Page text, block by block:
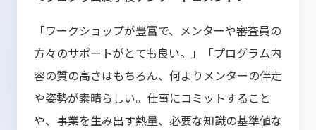
「ワークショップが豊富で、メンターや審査員の
方々のサポートがとても良い。」「プログラム内
容の質の高さはもちろん、何よりメンターの伴走
や姿勢が素晴らしい。仕事にコミットすること
や、事業を生み出す熱量、必要な知識の基準値な